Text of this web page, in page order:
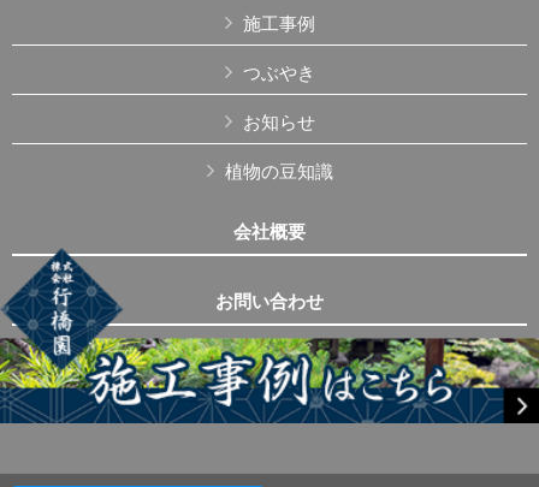
施工事例
つぶやき
お知らせ
植物の豆知識
会社概要
お問い合わせ
Copyright © 株式会社行橋園 All Rights Reserved.